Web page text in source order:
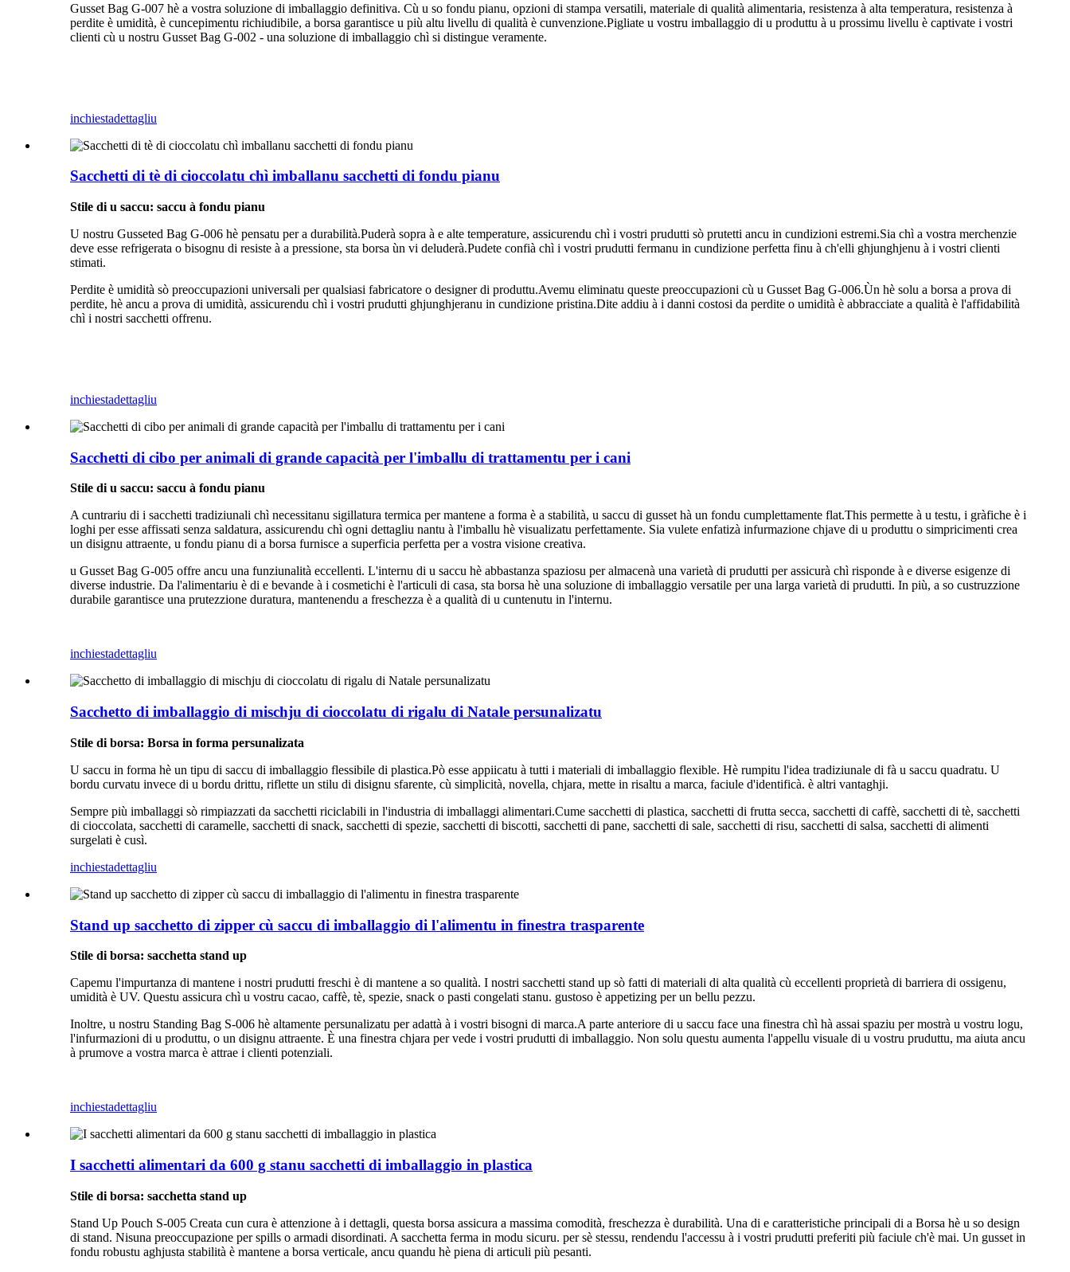
Gusset Bag G-007 hè a vostra soluzione di imballaggio definitiva. Cù u so fondu pianu, opzioni di stampa versatili, materiale di qualità alimentaria, resistenza à alta temperatura, resistenza à
perdite è umidità, è cuncepimentu richiudibile, a borsa garantisce u più altu livellu di qualità è cunvenzione.Pigliate u vostru imballaggio di u produttu à u prossimu livellu è captivate i vostri
clienti cù u nostru Gusset Bag G-002 - una soluzione di imballaggio chì si distingue veramente.
inchiestadettagliu
Sacchetti di tè di cioccolatu chì imballanu sacchetti di fondu pianu
Stile di u saccu: saccu à fondu pianu
U nostru Gusseted Bag G-006 hè pensatu per a durabilità.Puderà sopra à e alte temperature, assicurendu chì i vostri prudutti sò prutetti ancu in cundizioni estremi.Sia chì a vostra merchenzie
deve esse refrigerata o bisognu di resiste à a pressione, sta borsa ùn vi deluderà.Pudete confià chì i vostri prudutti fermanu in cundizione perfetta finu à ch'elli ghjunghjenu à i vostri clienti
stimati.
Perdite è umidità sò preoccupazioni universali per qualsiasi fabricatore o designer di produttu.Avemu eliminatu queste preoccupazioni cù u Gusset Bag G-006.Ùn hè solu a borsa a prova di
perdite, hè ancu a prova di umidità, assicurendu chì i vostri prudutti ghjunghjeranu in cundizione pristina.Dite addiu à i danni costosi da perdite o umidità è abbracciate a qualità è l'affidabilità
chì i nostri sacchetti offrenu.
inchiestadettagliu
Sacchetti di cibo per animali di grande capacità per l'imballu di trattamentu per i cani
Stile di u saccu: saccu à fondu pianu
A cuntrariu di i sacchetti tradiziunali chì necessitanu sigillatura termica per mantene a forma è a stabilità, u saccu di gusset hà un fondu cumplettamente flat.This permette à u testu, i gràfiche è i
loghi per esse affissati senza saldatura, assicurendu chì ogni dettagliu nantu à l'imballu hè visualizatu perfettamente. Sia vulete enfatizà infurmazione chjave di u produttu o simpricimenti crea
un disignu attraente, u fondu pianu di a borsa furnisce a superficia perfetta per a vostra visione creativa.
u Gusset Bag G-005 offre ancu una funziunalità eccellenti. L'internu di u saccu hè abbastanza spaziosu per almacenà una varietà di prudutti per assicurà chì risponde à e diverse esigenze di
diverse industrie. Da l'alimentariu è di e bevande à i cosmetichi è l'articuli di casa, sta borsa hè una soluzione di imballaggio versatile per una larga varietà di prudutti. In più, a so custruzzione
durabile garantisce una prutezzione duratura, mantenendu a freschezza è a qualità di u cuntenutu in l'internu.
inchiestadettagliu
Sacchetto di imballaggio di mischju di cioccolatu di rigalu di Natale persunalizatu
Stile di borsa: Borsa in forma persunalizata
U saccu in forma hè un tipu di saccu di imballaggio flessibile di plastica.Pò esse appiicatu à tutti i materiali di imballaggio flexible. Hè rumpitu l'idea tradiziunale di fà u saccu quadratu. U
bordu curvatu invece di u bordu drittu, riflette un stilu di disignu sfarente, cù simplicità, novella, chjara, mette in risaltu a marca, faciule d'identificà. è altri vantaghji.
Sempre più imballaggi sò rimpiazzati da sacchetti riciclabili in l'industria di imballaggi alimentari.Cume sacchetti di plastica, sacchetti di frutta secca, sacchetti di caffè, sacchetti di tè, sacchetti
di cioccolata, sacchetti di caramelle, sacchetti di snack, sacchetti di spezie, sacchetti di biscotti, sacchetti di pane, sacchetti di sale, sacchetti di risu, sacchetti di salsa, sacchetti di alimenti
surgelati è cusì.
inchiestadettagliu
Stand up sacchetto di zipper cù saccu di imballaggio di l'alimentu in finestra trasparente
Stile di borsa: sacchetta stand up
Capemu l'impurtanza di mantene i nostri prudutti freschi è di mantene a so qualità. I ​​nostri sacchetti stand up sò fatti di materiali di alta qualità cù eccellenti proprietà di barriera di ossigenu,
umidità è UV. Questu assicura chì u vostru cacao, caffè, tè, spezie, snack o pasti congelati stanu. gustoso è appetizing per un bellu pezzu.
Inoltre, u nostru Standing Bag S-006 hè altamente persunalizatu per adattà à i vostri bisogni di marca.A parte anteriore di u saccu face una finestra chì hà assai spaziu per mostrà u vostru logu,
l'infurmazioni di u produttu, o un disignu attraente. È una finestra chjara per vede i vostri prudutti di imballaggio. Non solu questu aumenta l'appellu visuale di u vostru pruduttu, ma aiuta ancu
à prumove a vostra marca è attrae i clienti potenziali.
inchiestadettagliu
I sacchetti alimentari da 600 g stanu sacchetti di imballaggio in plastica
Stile di borsa: sacchetta stand up
Stand Up Pouch S-005 Creata cun cura è attenzione à i dettagli, questa borsa assicura a massima comodità, freschezza è durabilità. Una di e caratteristiche principali di a Borsa hè u so design
di stand. Nisuna preoccupazione per spills o armadi disordinati. A sacchetta ferma in modu sicuru. per sè stessu, rendendu l'accessu à i vostri prudutti preferiti più faciule ch'è mai. Un gusset in
fondu robustu aghjusta stabilità è mantene a borsa verticale, ancu quandu hè piena di articuli più pesanti.